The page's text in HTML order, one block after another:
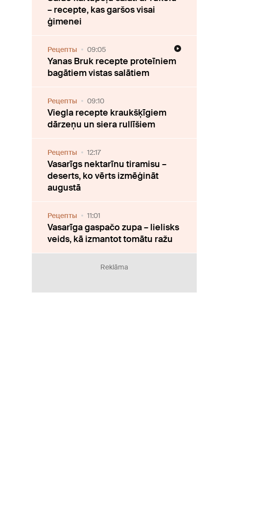
– recepte, kas garšos visai
ģimenei
Рецепты 09:05
Yanas Bruk recepte proteīniem
bagātiem vistas salātiem
Рецепты 09:10
Viegla recepte kraukšķīgiem
dārzeņu un siera rullīšiem
Рецепты 12:17
Vasarīgs nektarīnu tiramisu –
deserts, ko vērts izmēģināt
augustā
Рецепты 11:01
Vasarīga gaspačo zupa – lielisks
veids, kā izmantot tomātu ražu
Reklāma